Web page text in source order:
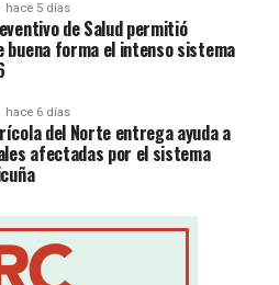
hace 5 días
de Salud permitió
forma el intenso sistema
hace 6 días
del Norte entrega ayuda a
afectadas por el sistema